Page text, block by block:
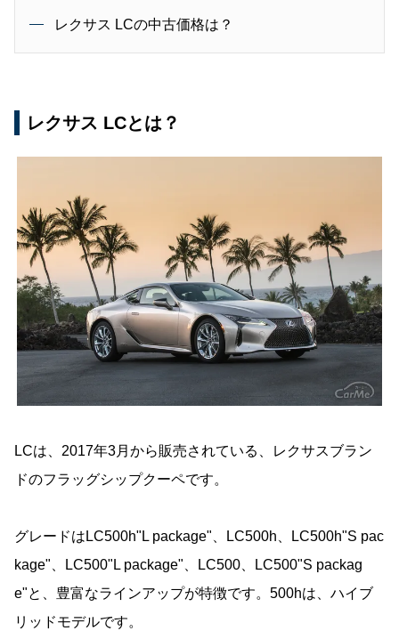
レクサス LCの中古価格は？
レクサス LCとは？
LCは、2017年3月から販売されている、レクサスブラン
ドのフラッグシップクーペです。
グレードはLC500h"L package"、LC500h、LC500h"S pac
kage"、LC500"L package"、LC500、LC500"S packag
e"と、豊富なラインアップが特徴です。500hは、ハイブ
リッドモデルです。